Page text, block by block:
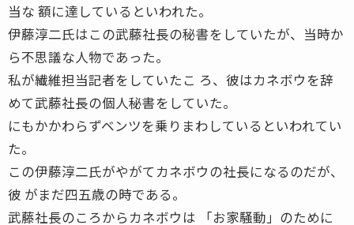
当な 額に達しているといわれた。
伊藤淳二氏はこの武藤社長の秘書をしていたが、当時か
ら不思議な人物であった。
私が繊維担当記者をしていたこ ろ、彼はカネボウを辞
めて武藤社長の個人秘書をしていた。
にもかかわらずベンツを乗りまわしているといわれてい
た。
この伊藤淳二氏がやがてカネボウの社長になるのだが、
彼 がまだ四五歳の時である。
武藤社長のころからカネボウは 「お家騒動」のために